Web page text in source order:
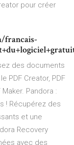
pour créer
francais-
des documents
PDF Creator, PDF
Pandora :
! Récupérez des
et une
Recovery
avec des